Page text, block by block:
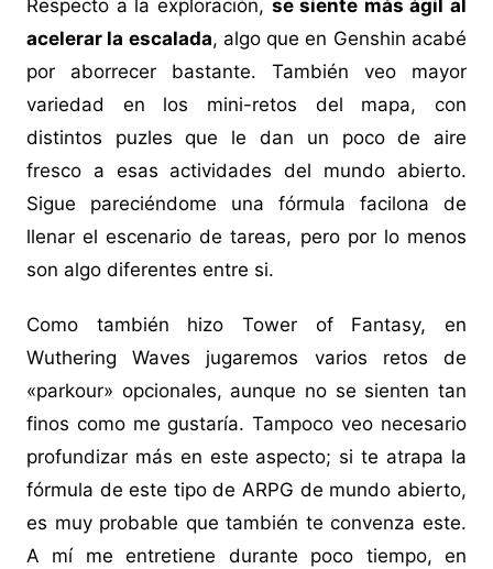
Respecto a la exploración, se siente más ágil al
acelerar la escalada, algo que en Genshin acabé
por aborrecer bastante. También veo mayor
variedad en los mini-retos del mapa, con
distintos puzles que le dan un poco de aire
fresco a esas actividades del mundo abierto.
Sigue pareciéndome una fórmula facilona de
llenar el escenario de tareas, pero por lo menos
son algo diferentes entre si.
Como también hizo Tower of Fantasy, en
Wuthering Waves jugaremos varios retos de
«parkour» opcionales, aunque no se sienten tan
finos como me gustaría. Tampoco veo necesario
profundizar más en este aspecto; si te atrapa la
fórmula de este tipo de ARPG de mundo abierto,
es muy probable que también te convenza este.
A mí me entretiene durante poco tiempo, en